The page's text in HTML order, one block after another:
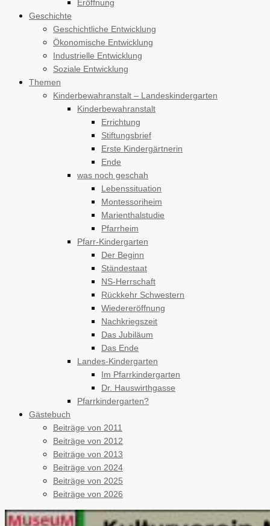
Eröffnung
Geschichte
Geschichtliche Entwicklung
Ökonomische Entwicklung
Industrielle Entwicklung
Soziale Entwicklung
Themen
Kinderbewahranstalt – Landeskindergarten
Kinderbewahranstalt
Errichtung
Stiftungsbrief
Erste Kindergärtnerin
Ende
was noch geschah
Lebenssituation
Montessoriheim
Marienthalstudie
Pfarrheim
Pfarr-Kindergarten
Der Beginn
Ständestaat
NS-Herrschaft
Rückkehr Schwestern
Wiedereröffnung
Nachkriegszeit
Das Jubiläum
Das Ende
Landes-Kindergarten
Im Pfarrkindergarten
Dr. Hauswirthgasse
Pfarrkindergarten?
Gästebuch
Beiträge von 2011
Beiträge von 2012
Beiträge von 2013
Beiträge von 2024
Beiträge von 2025
Beiträge von 2026